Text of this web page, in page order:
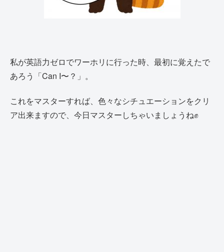
私が英語力ゼロでワーホリに行った時、最初に覚えたで
あろう「Can I〜？」。
これをマスターすれば、色々なシチュエーションをクリ
ア出来ますので、今日マスターしちゃいましょうね✊